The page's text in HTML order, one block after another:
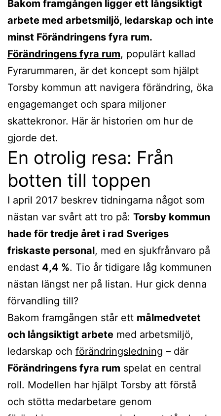
Bakom framgången ligger ett långsiktigt
arbete med arbetsmiljö, ledarskap och inte
minst Förändringens fyra rum.
Förändringens fyra rum, populärt kallad
Fyrarummaren, är det koncept som hjälpt
Torsby kommun att navigera förändring, öka
engagemanget och spara miljoner
skattekronor. Här är historien om hur de
gjorde det.
En otrolig resa: Från
botten till toppen
I april 2017 beskrev tidningarna något som
nästan var svårt att tro på: Torsby kommun
hade för tredje året i rad Sveriges
friskaste personal, med en sjukfrånvaro på
endast 4,4 %. Tio år tidigare låg kommunen
nästan längst ner på listan. Hur gick denna
förvandling till?
Bakom framgången står ett målmedvetet
och långsiktigt arbete med arbetsmiljö,
ledarskap och förändringsledning – där
Förändringens fyra rum spelat en central
roll. Modellen har hjälpt Torsby att förstå
och stötta medarbetare genom